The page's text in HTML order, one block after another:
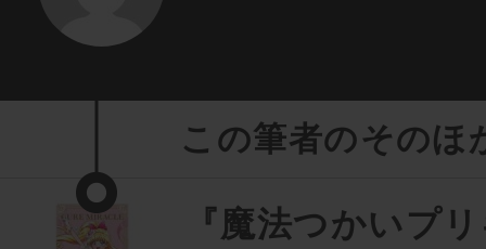
この筆者のそのほ
『魔法つかいプ